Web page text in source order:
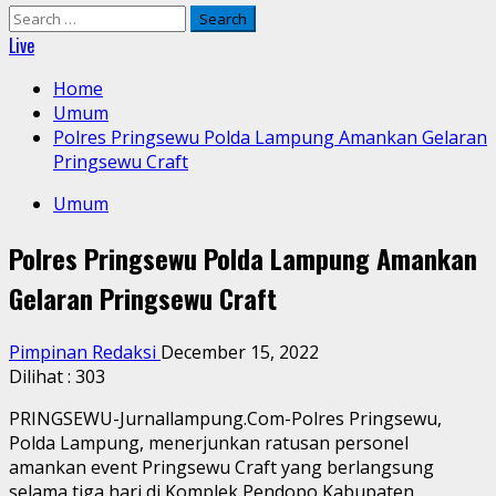
Search
for:
Live
Home
Umum
Polres Pringsewu Polda Lampung Amankan Gelaran
Pringsewu Craft
Umum
Polres Pringsewu Polda Lampung Amankan
Gelaran Pringsewu Craft
Pimpinan Redaksi December 15, 2022
Dilihat : 303
PRINGSEWU-Jurnallampung.Com-Polres Pringsewu,
Polda Lampung, menerjunkan ratusan personel
amankan event Pringsewu Craft yang berlangsung